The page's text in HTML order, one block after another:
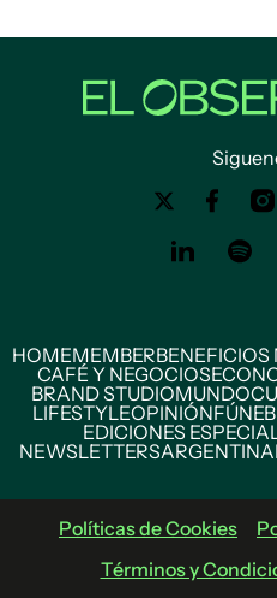
HOMEMEMBERBENEFICIOS
CAFÉ Y NEGOCIOS
BRAND STUDIOMUNDO
LIFESTYLEOPINIÓN
EDICIONES
NEWSLETTERSARGENTINA
Políticas de Cookies
Términos y